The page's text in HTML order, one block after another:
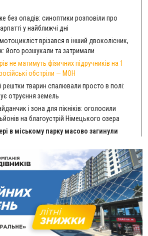
без опадів: синоптики розповіли про
у найближчі дні
врізався в інший двоколісник,
його розшукали та затримали
не матимуть фізичних підручників на 1
обстріли — МОН
рештки тварин спалювали просто в полі:
отруєння земель
і зона для пікніків: оголосили
на благоустрій Німецького озера
в міському парку масово загинули
Верховинщини оштрафували на 600 тисяч за
до Румунії
негоду сталися аварійні вимкнення
для Долинської лікарні двох
на 272 тисячі гривень
виніс вирок чоловіку, який у Буковелі
пляшку віскі за 8,5 тисяч